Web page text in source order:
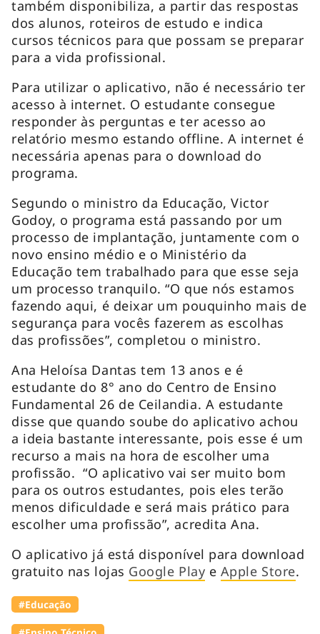
também disponibiliza, a partir das respostas
dos alunos, roteiros de estudo e indica
cursos técnicos para que possam se preparar
para a vida profissional.
Para utilizar o aplicativo, não é necessário ter
acesso à internet. O estudante consegue
responder às perguntas e ter acesso ao
relatório mesmo estando offline. A internet é
necessária apenas para o download do
programa.
Segundo o ministro da Educação, Victor
Godoy, o programa está passando por um
processo de implantação, juntamente com o
novo ensino médio e o Ministério da
Educação tem trabalhado para que esse seja
um processo tranquilo. “O que nós estamos
fazendo aqui, é deixar um pouquinho mais de
segurança para vocês fazerem as escolhas
das profissões”, completou o ministro.
Ana Heloísa Dantas tem 13 anos e é
estudante do 8° ano do Centro de Ensino
Fundamental 26 de Ceilandia. A estudante
disse que quando soube do aplicativo achou
a ideia bastante interessante, pois esse é um
recurso a mais na hora de escolher uma
profissão. “O aplicativo vai ser muito bom
para os outros estudantes, pois eles terão
menos dificuldade e será mais prático para
escolher uma profissão”, acredita Ana.
O aplicativo já está disponível para download
gratuito nas lojas Google Play e Apple Store.
#Educação